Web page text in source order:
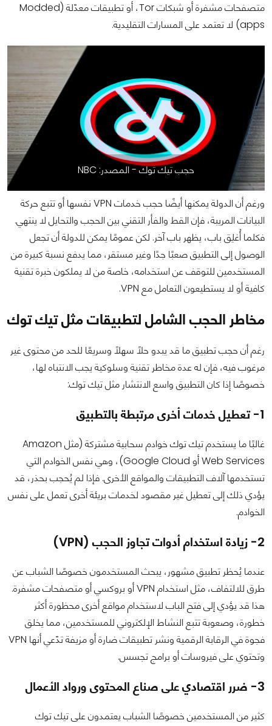
متصفحات مشفرة أو شبكات Tor، أو تطبيقات معدّلة (Modded
apps) لا تعتمد على المسارات التقليدية.
حجب تيك توك - المصدر: NBC
ورغم أن الدولة يمكنها أيضًا حجب خدمات VPN نفسها أو تتبع حركة
البيانات المريبة، فإن القط والفأر التقني بين الحجب والتحايل لا ينتهي.
فكلما أُغلِق باب، يظهر باب آخر. لكن عمومًا يمكن للدولة أن تجعل
الوصول إلى التطبيق صعبًا جدًا وغير مستقر، مما يدفع نسبة كبيرة من
المستخدمين للتوقف عن استخدامه، خاصة من لا يملكون خبرة تقنية
كافية أو لا يستطيعون التعامل مع VPN.
مخاطر الحجب الشامل لتطبيقات مثل تيك توك
رغم أن حجب تطبيق ما قد يبدو حلاً سهلًا وسريعًا للحد من محتوى غير
مرغوب فيه، فإن له عدة مخاطر تقنية وسلوكية يجب الانتباه لها،
خصوصًا إذا كان التطبيق واسع الانتشار مثل تيك توك:
1- تعطيل خدمات أخرى مرتبطة بالتطبيق
غالبًا ما يستخدم تيك توك خوادم سحابية مشتركة (مثل Amazon
Web Services أو Google Cloud)، وهي نفس الخوادم التي
تستخدمها آلاف التطبيقات والمواقع الأخرى. فإذا لم يُحجب بحذر، قد
يؤدي ذلك إلى تعطيل غير مقصود لخدمات بريئة أخرى تعمل على نفس
الخوادم.
2- زيادة استخدام أدوات تجاوز الحجب (VPN)
عندما يُحظر تطبيق مشهور، يبحث المستخدمون خصوصًا الشباب عن
طرق للالتفاف، مثل استخدام VPN أو بروكسي أو متصفحات مشفرة.
هذا قد يؤدي إلى فتح الباب لاستخدام مواقع أخرى محظورة أكثر
خطورة، وصعوبة تتبع النشاط الإلكتروني للمستخدمين، مما يخلق
فجوة في الرقابة الرقمية ونشر تطبيقات ضارة أو مزيفة تدّعي أنها VPN
وتحتوي على فيروسات أو برامج تجسس.
3- ضرر اقتصادي على صناع المحتوى ورواد الأعمال
كثير من المستخدمين خصوصًا الشباب يعتمدون على تيك توك